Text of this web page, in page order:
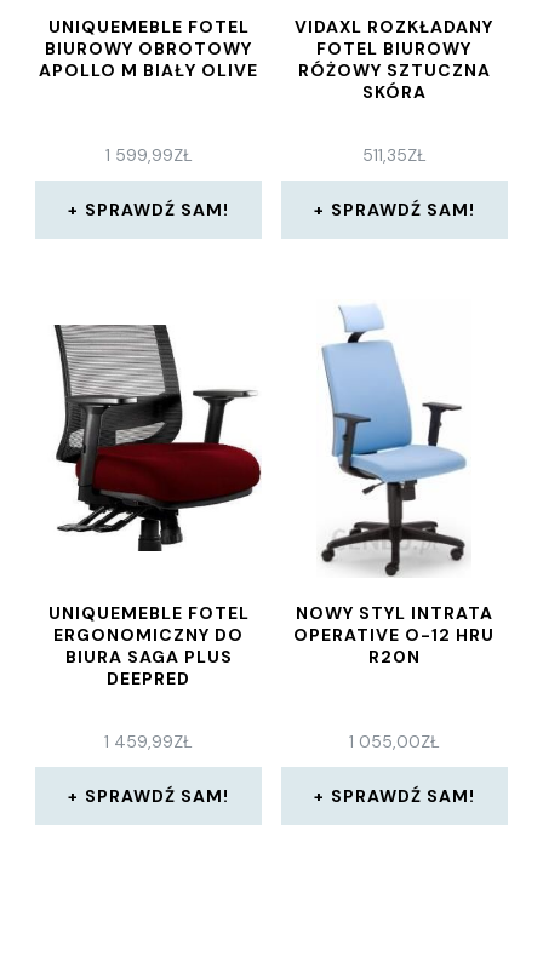
UNIQUEMEBLE FOTEL
BIUROWY OBROTOWY
APOLLO M BIAŁY OLIVE
1 599,99ZŁ
SPRAWDŹ SAM!
VIDAXL ROZKŁADANY
FOTEL BIUROWY
RÓŻOWY SZTUCZNA
SKÓRA
511,35ZŁ
SPRAWDŹ SAM!
UNIQUEMEBLE FOTEL
ERGONOMICZNY DO
BIURA SAGA PLUS
DEEPRED
1 459,99ZŁ
SPRAWDŹ SAM!
NOWY STYL INTRATA
OPERATIVE O-12 HRU
R20N
1 055,00ZŁ
SPRAWDŹ SAM!